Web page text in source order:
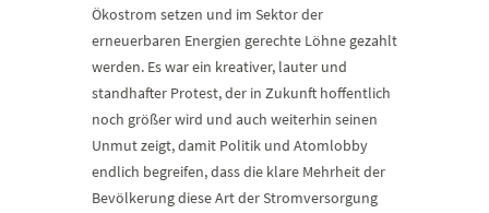
Ökostrom setzen und im Sektor der
erneuerbaren Energien gerechte Löhne gezahlt
werden. Es war ein kreativer, lauter und
standhafter Protest, der in Zukunft hoffentlich
noch größer wird und auch weiterhin seinen
Unmut zeigt, damit Politik und Atomlobby
endlich begreifen, dass die klare Mehrheit der
Bevölkerung diese Art der Stromversorgung